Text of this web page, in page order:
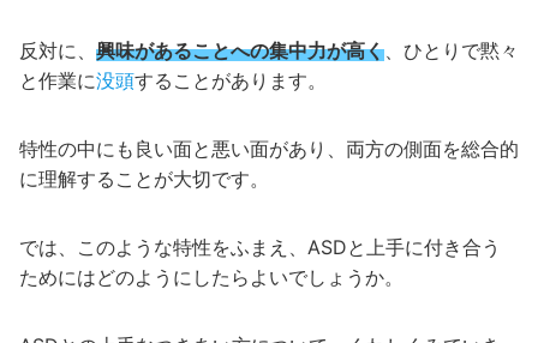
反対に、 興味があることへの集中力が高く 、ひとりで黙々
と作業に没頭することがあります。
特性の中にも良い面と悪い面があり、両方の側面を総合的
に理解することが大切です。
では、このような特性をふまえ、ASDと上手に付き合う
ためにはどのようにしたらよいでしょうか。